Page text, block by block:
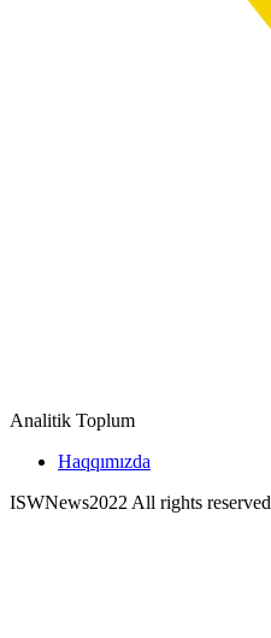
Analitik Toplum
Haqqımızda
ISWNews2022 All rights reserved